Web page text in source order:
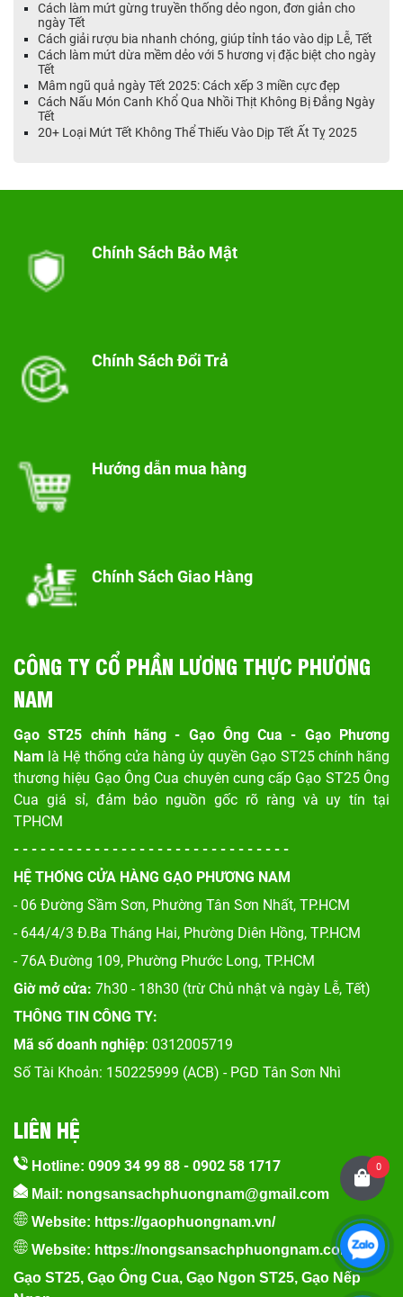
Cách làm mứt gừng truyền thống dẻo ngon, đơn giản cho
ngày Tết
Cách giải rượu bia nhanh chóng, giúp tỉnh táo vào dịp Lễ, Tết
Cách làm mứt dừa mềm dẻo với 5 hương vị đặc biệt cho ngày
Tết
Mâm ngũ quả ngày Tết 2025: Cách xếp 3 miền cực đẹp
Cách Nấu Món Canh Khổ Qua Nhồi Thịt Không Bị Đắng Ngày
Tết
20+ Loại Mứt Tết Không Thể Thiếu Vào Dịp Tết Ất Tỵ 2025
Chính Sách Bảo Mật
Chính Sách Đổi Trả
Hướng dẫn mua hàng
Chính Sách Giao Hàng
CÔNG TY CỔ PHẦN LƯƠNG THỰC PHƯƠNG
NAM
Gạo ST25 chính hãng - Gạo Ông Cua - Gạo Phương
Nam là Hệ thống cửa hàng ủy quyền Gạo ST25 chính hãng
thương hiệu Gạo Ông Cua chuyên cung cấp Gạo ST25 Ông
Cua giá sỉ, đảm bảo nguồn gốc rõ ràng và uy tín tại
TPHCM
- - - - - - - - - - - - - - - - - - - - - - - - - - - - - - -
HỆ THỐNG CỬA HÀNG GẠO PHƯƠNG NAM
- 06 Đường Sầm Sơn, Phường Tân Sơn Nhất, TP.HCM
- 644/4/3 Đ.Ba Tháng Hai, Phường Diên Hồng, TP.HCM
- 76A Đường 109, Phường Phước Long, TP.HCM
Giờ mở cửa: 7h30 - 18h30 (trừ Chủ nhật và ngày Lễ, Tết)
THÔNG TIN CÔNG TY:
Mã số doanh nghiệp: 0312005719
Số Tài Khoản: 150225999 (ACB) - PGD Tân Sơn Nhì
LIÊN HỆ
Hotline: 0909 34 99 88 - 0902 58 1717
Mail: nongsansachphuongnam@gmail.com
Website: https://gaophuongnam.vn/
Website: https://nongsansachphuongnam.com
Gạo ST25, Gạo Ông Cua, Gạo Ngon ST25, Gạo Nếp
0